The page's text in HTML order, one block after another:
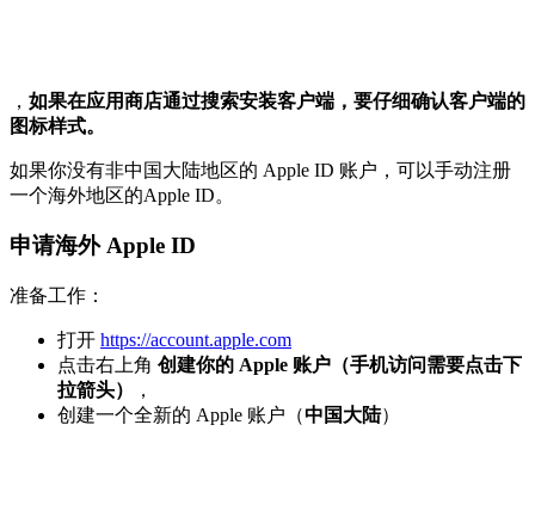
， 如果在应用商店通过搜索安装客户端，要仔细确认客户端的
图标样式。
如果你没有非中国大陆地区的 Apple ID 账户，可以手动注册
一个海外地区的Apple ID。
申请海外 Apple ID
准备工作：
打开 https://account.apple.com
点击右上角 创建你的 Apple 账户（手机访问需要点击下
拉箭头）
，
创建一个全新的 Apple 账户（中国大陆）